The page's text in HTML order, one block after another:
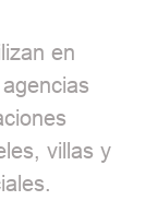
en
villas y